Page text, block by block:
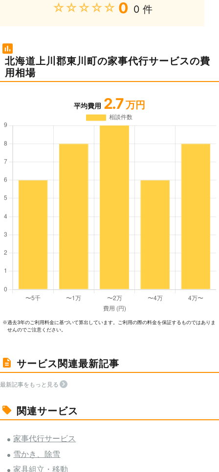
★★★★★ 0 0 件
北海道上川郡東川町の家事代行サービスの費
用相場
平均費用 2.7 万円
※過去3年のご利⽤料⾦に基づいて算出しています。ご利⽤の際の料⾦を保証するものではありま
せんのでご注意ください。
サービス関連最新記事
最新記事をもっと見る
関連サービス
家事代行サービス
雪かき、除雪
家具組立・移動